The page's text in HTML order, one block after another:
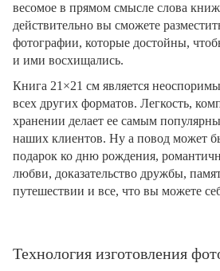
весомое в прямом смысле слова
действительно вы сможете
фотографии, которые достойны,
и ими восхищались.
Книга 21×21 см является
всех других форматов. Легкость,
хранении делает ее самым
наших клиентов. Ну а повод может
подарок ко дню рождения,
любви, доказательство дружбы,
путешествии и все, что вы можете
Технология изготовления